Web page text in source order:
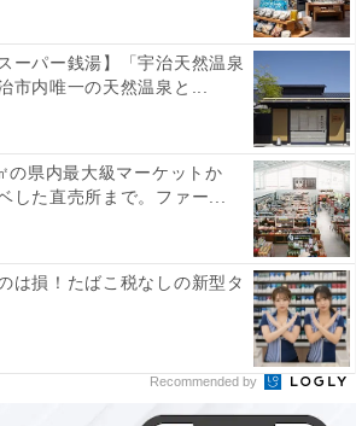
ーパー銭湯】「宇治天然温泉
市内唯一の天然温泉と...
の県内最大級マーケットか
した直売所まで。ファー...
は損！たばこ税なしの新型タ
Recommended by